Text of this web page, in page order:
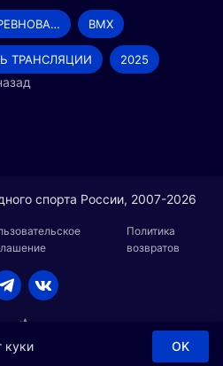
МЕЖРЕГИОНАЛЬНЫЕ СОРЕВНОВАНИЯ BMX
ТРАНСЛЯЦИИ 2025
спорта России, 2007-2026
Политика
возвратов
куки OK